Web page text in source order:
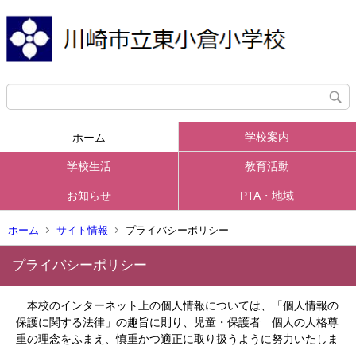
ホーム 学校案内
学校生活 教育活動
お知らせ PTA・地域
ホーム サイト情報 プライバシーポリシー
プライバシーポリシー
本校のインターネット上の個人情報については、「個人情報の
保護に関する法律」の趣旨に則り、児童・保護者 個人の人格尊
重の理念をふまえ、慎重かつ適正に取り扱うように努力いたしま